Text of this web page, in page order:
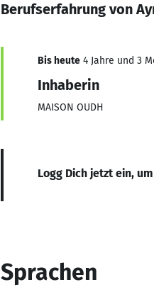
Berufserfahrung von
Bis heute 4 Jahre und 3
Inhaberin
MAISON OUDH
Logg Dich jetzt ein,
Sprachen